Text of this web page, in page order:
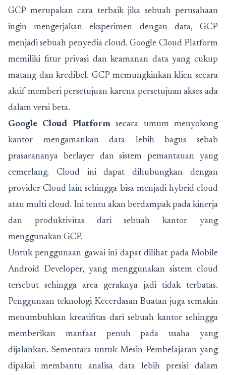
GCP merupakan cara terbaik jika sebuah perusahaan
ingin mengerjakan eksperimen dengan data, GCP
menjadi sebuah penyedia cloud. Google Cloud Platform
memiliki fitur privasi dan keamanan data yang cukup
matang dan kredibel. GCP memungkinkan klien secara
aktif memberi persetujuan karena persetujuan akses ada
dalam versi beta.
Google Cloud Platformsecara umum menyokong
kantor mengamankan data lebih bagus sebab
prasarananya berlayer dan sistem pemantauan yang
cemerlang. Cloud ini dapat dihubungkan dengan
provider Cloud lain sehingga bisa menjadi hybrid cloud
atau multi cloud. Ini tentu akan berdampak pada kinerja
dan produktivitas dari sebuah kantor yang
menggunakan GCP.
Untuk penggunaan gawai ini dapat dilihat pada Mobile
Android Developer, yang menggunakan sistem cloud
tersebut sehingga area geraknya jadi tidak terbatas.
Penggunaan teknologi Kecerdasan Buatan juga semakin
menumbuhkan kreatifitas dari sebuah kantor sehingga
memberikan manfaat penuh pada usaha yang
dijalankan. Sementara untuk Mesin Pembelajaran yang
dipakai membantu analisa data lebih presisi dalam